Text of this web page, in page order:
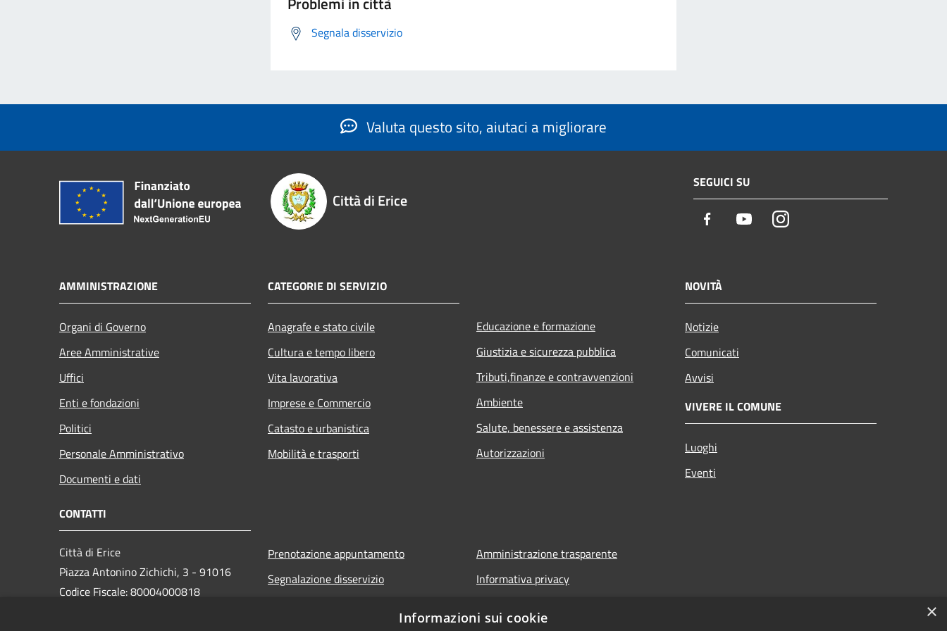
Segnala disservizio
Valuta questo sito, aiutaci a migliorare
Città di Erice
SEGUICI SU
Facebook YoutubeInstagram
AMMINISTRAZIONE
Organi di Governo
Aree Amministrative
Uffici
Enti e fondazioni
Politici
Personale Amministrativo
Documenti e dati
CATEGORIE DI SERVIZIO
Anagrafe e stato civile
Cultura e tempo libero
Vita lavorativa
Imprese e Commercio
Catasto e urbanistica
Mobilità e trasporti
Educazione e formazione
Giustizia e sicurezza pubblica
Tributi,finanze e contravvenzioni
Ambiente
Salute, benessere e assistenza
Autorizzazioni
NOVITÀ
Notizie
Comunicati
Avvisi
VIVERE IL COMUNE
Luoghi
Eventi
CONTATTI
Città di Erice
Piazza Antonino Zichichi, 3 - 91016
Codice Fiscale: 80004000818
Prenotazione appuntamento
Segnalazione disservizio
Amministrazione trasparente
Informativa privacy
×
Informazioni sui cookie